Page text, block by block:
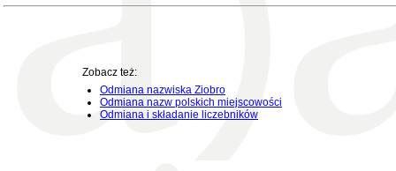
Zobacz też:
Odmiana nazwiska Ziobro
Odmiana nazw polskich miejscowości
Odmiana i składanie liczebników